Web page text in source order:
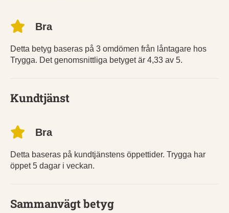
Bra
Detta betyg baseras på 3 omdömen från låntagare hos
Trygga. Det genomsnittliga betyget är 4,33 av 5.
Kundtjänst
Bra
Detta baseras på kundtjänstens öppettider. Trygga har
öppet 5 dagar i veckan.
Sammanvägt betyg